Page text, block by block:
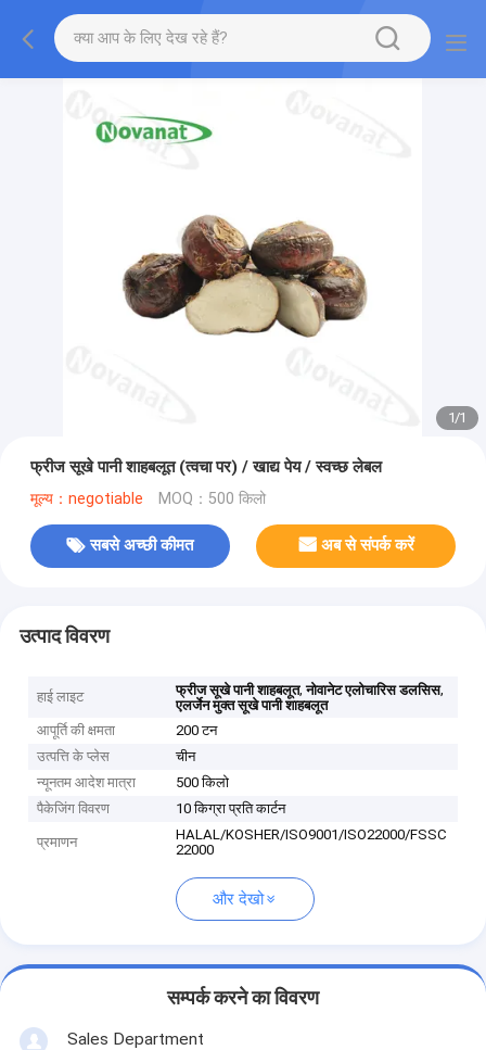
1/1
फ्रीज सूखे पानी शाहबलूत (त्वचा पर) / खाद्य पेय / स्वच्छ लेबल
मूल्य：negotiable MOQ：500 किलो
सबसे अच्छी कीमत अब से संपर्क करें
उत्पाद विवरण
हाई लाइट फ्रीज सूखे पानी शाहबलूत,नोवानेट एलोचारिस डलसिस,
एलर्जेन मुक्त सूखे पानी शाहबलूत
आपूर्ति की क्षमता
200 टन
उत्पत्ति के प्लेस
चीन
न्यूनतम आदेश मात्रा
500 किलो
पैकेजिंग विवरण
10 किग्रा प्रति कार्टन
प्रमाणन
HALAL/KOSHER/ISO9001/ISO22000/FSSC
22000
और देखो
सम्पर्क करने का विवरण
Sales Department